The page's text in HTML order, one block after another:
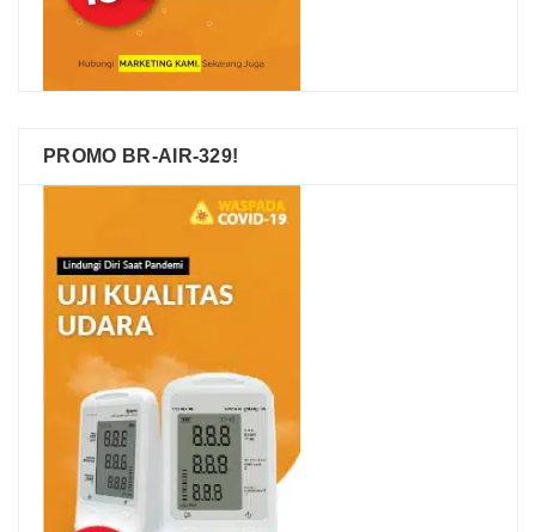
PROMO BR-AIR-329!